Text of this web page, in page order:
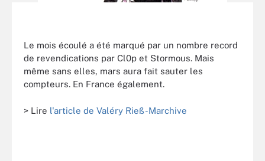
Le mois écoulé a été marqué par un nombre record
de revendications par Cl0p et Stormous. Mais
même sans elles, mars aura fait sauter les
compteurs. En France également.
> Lire l'article de Valéry Rieß-Marchive